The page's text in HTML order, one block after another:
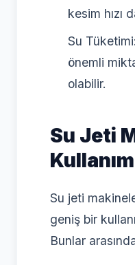
kesim hızı
Su
önemli
olabilir.
Su Jeti
Su jeti
geniş bir
Bunlar